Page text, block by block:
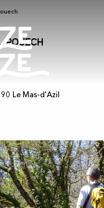
Pouech
Le Mas-d'Azil